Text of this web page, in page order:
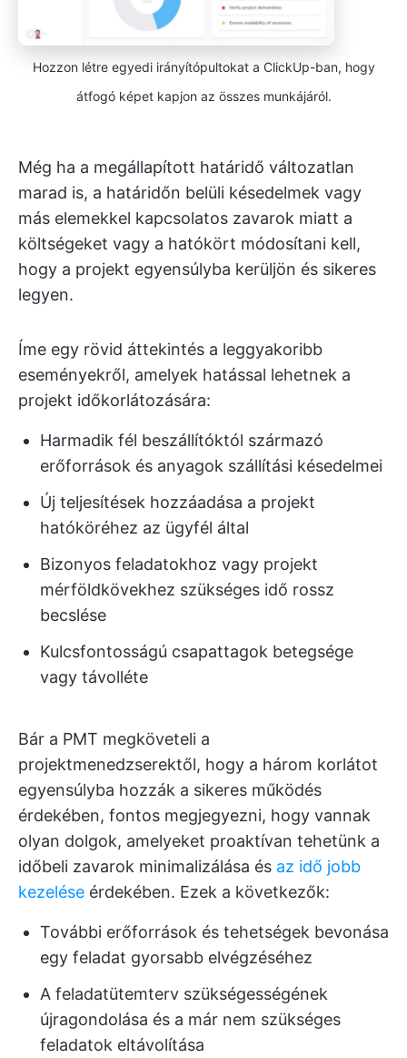
Hozzon létre egyedi irányítópultokat a ClickUp-ban, hogy
átfogó képet kapjon az összes munkájáról.
Még ha a megállapított határidő változatlan
marad is, a határidőn belüli késedelmek vagy
más elemekkel kapcsolatos zavarok miatt a
költségeket vagy a hatókört módosítani kell,
hogy a projekt egyensúlyba kerüljön és sikeres
legyen.
Íme egy rövid áttekintés a leggyakoribb
eseményekről, amelyek hatással lehetnek a
projekt időkorlátozására:
Harmadik fél beszállítóktól származó
erőforrások és anyagok szállítási késedelmei
Új teljesítések hozzáadása a projekt
hatóköréhez az ügyfél által
Bizonyos feladatokhoz vagy projekt
mérföldkövekhez szükséges idő rossz
becslése
Kulcsfontosságú csapattagok betegsége
vagy távolléte
Bár a PMT megköveteli a
projektmenedzserektől, hogy a három korlátot
egyensúlyba hozzák a sikeres működés
érdekében, fontos megjegyezni, hogy vannak
olyan dolgok, amelyeket proaktívan tehetünk a
időbeli zavarok minimalizálása és az idő jobb
kezelése érdekében. Ezek a következők:
További erőforrások és tehetségek bevonása
egy feladat gyorsabb elvégzéséhez
A feladatütemterv szükségességének
újragondolása és a már nem szükséges
feladatok eltávolítása